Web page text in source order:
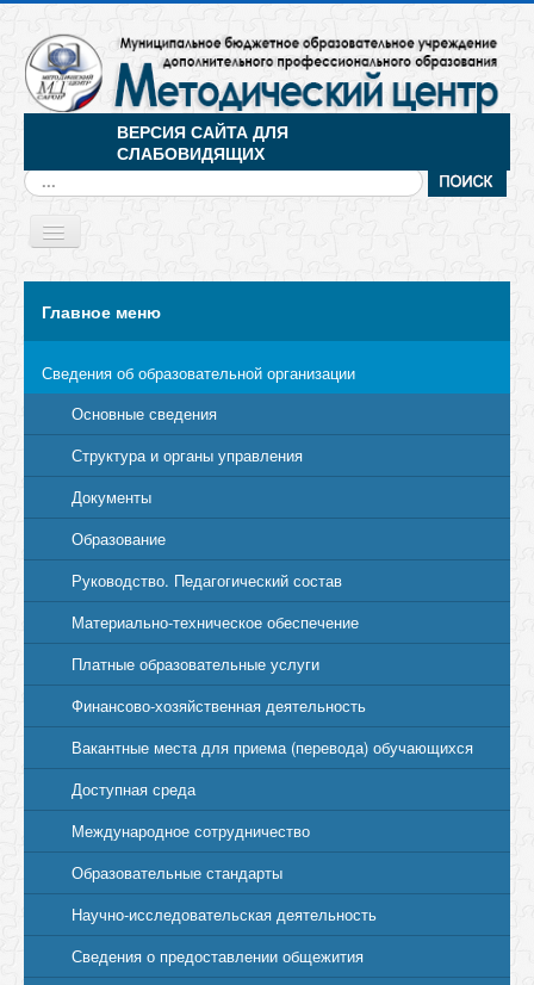
ВЕРСИЯ САЙТА ДЛЯ
СЛАБОВИДЯЩИХ
Искать...
Toggle
Главное меню
Сведения об образовательной организации
Основные сведения
Структура и органы управления
Документы
Образование
Руководство. Педагогический состав
Материально-техническое обеспечение
Платные образовательные услуги
Финансово-хозяйственная деятельность
Вакантные места для приема (перевода) обучающихся
Доступная среда
Международное сотрудничество
Образовательные стандарты
Научно-исследовательская деятельность
Сведения о предоставлении общежития